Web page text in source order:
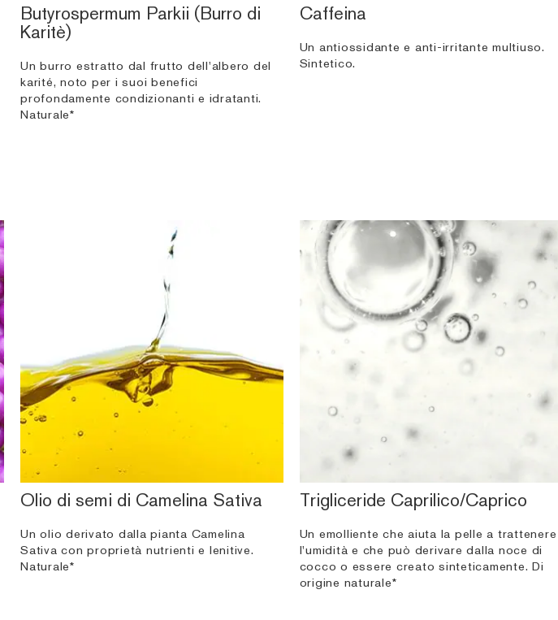
Butyrospermum Parkii (Burro di
Karitè)
Un burro estratto dal frutto dell'albero del
karité, noto per i suoi benefici
profondamente condizionanti e idratanti.
Naturale*
Caffeina
Un antiossidante e anti-irritante multiuso.
Sintetico.
Olio di semi di Camelina Sativa
Un olio derivato dalla pianta Camelina
Sativa con proprietà nutrienti e lenitive.
Naturale*
Trigliceride Caprilico/Caprico
Un emolliente che aiuta la pelle a trattenere
l'umidità e che può derivare dalla noce di
cocco o essere creato sinteticamente. Di
origine naturale*